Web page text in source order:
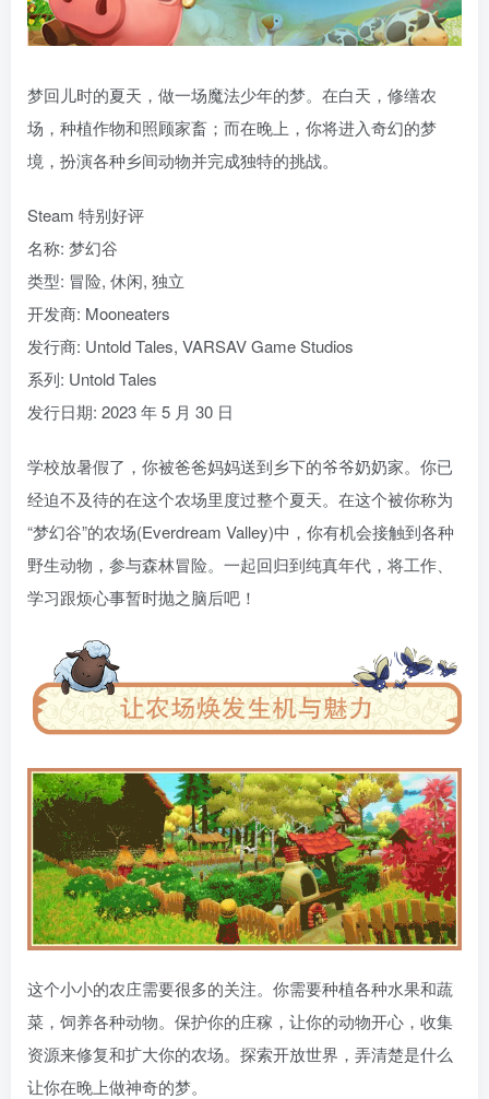
梦回儿时的夏天，做一场魔法少年的梦。在白天，修缮农
场，种植作物和照顾家畜；而在晚上，你将进入奇幻的梦
境，扮演各种乡间动物并完成独特的挑战。
Steam 特别好评
名称: 梦幻谷
类型: 冒险, 休闲, 独立
开发商: Mooneaters
发行商: Untold Tales, VARSAV Game Studios
系列: Untold Tales
发行日期: 2023 年 5 月 30 日
学校放暑假了，你被爸爸妈妈送到乡下的爷爷奶奶家。你已
经迫不及待的在这个农场里度过整个夏天。在这个被你称为
“梦幻谷”的农场(Everdream Valley)中，你有机会接触到各种
野生动物，参与森林冒险。一起回归到纯真年代，将工作、
学习跟烦心事暂时抛之脑后吧！
这个小小的农庄需要很多的关注。你需要种植各种水果和蔬
菜，饲养各种动物。保护你的庄稼，让你的动物开心，收集
资源来修复和扩大你的农场。探索开放世界，弄清楚是什么
让你在晚上做神奇的梦。